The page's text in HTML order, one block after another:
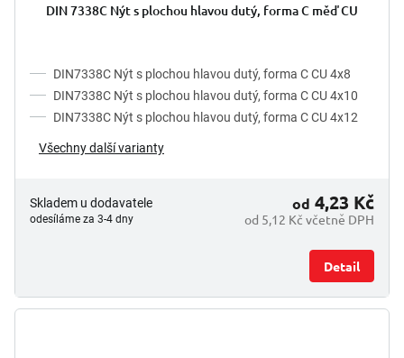
DIN 7338C Nýt s plochou hlavou dutý, forma C měď CU
DIN7338C Nýt s plochou hlavou dutý, forma C CU 4x8
DIN7338C Nýt s plochou hlavou dutý, forma C CU 4x10
DIN7338C Nýt s plochou hlavou dutý, forma C CU 4x12
Všechny další varianty
Skladem u dodavatele
odesíláme za 3-4 dny od 5,12 Kč včetně DPH
od 4,23 Kč
Detail